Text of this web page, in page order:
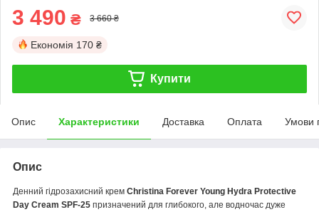
3 490 ₴ 3 660 ₴
Економія 170 ₴
Купити
Опис Характеристики Доставка Оплата Умови
Опис
Денний гідрозахисний крем Christina Forever Young Hydra Protective
Day Cream SPF-25 призначений для глибокого, але водночас дуже